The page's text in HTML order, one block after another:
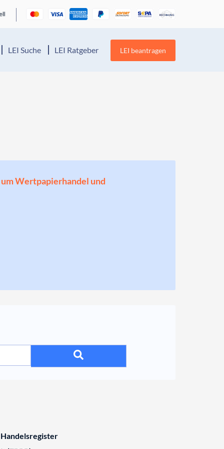
LEI Suche LEI Ratgeber LEI beantragen
Wertpapierhandel und